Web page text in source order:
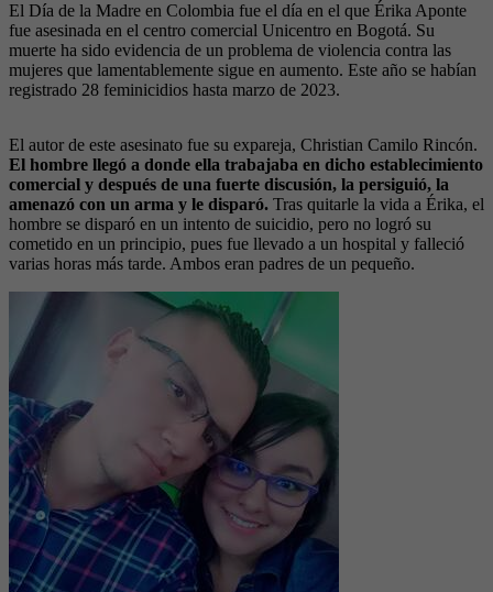
El Día de la Madre en Colombia fue el día en el que Érika Aponte
fue asesinada en el centro comercial Unicentro en Bogotá. Su
muerte ha sido evidencia de un problema de violencia contra las
mujeres que lamentablemente sigue en aumento. Este año se habían
registrado 28 feminicidios hasta marzo de 2023.
El autor de este asesinato fue su expareja, Christian Camilo Rincón.
El hombre llegó a donde ella trabajaba en dicho establecimiento
comercial y después de una fuerte discusión, la persiguió, la
amenazó con un arma y le disparó. Tras quitarle la vida a Érika, el
hombre se disparó en un intento de suicidio, pero no logró su
cometido en un principio, pues fue llevado a un hospital y falleció
varias horas más tarde. Ambos eran padres de un pequeño.